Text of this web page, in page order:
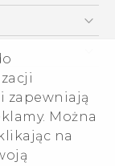
zapewniają
Można
na
i
guide